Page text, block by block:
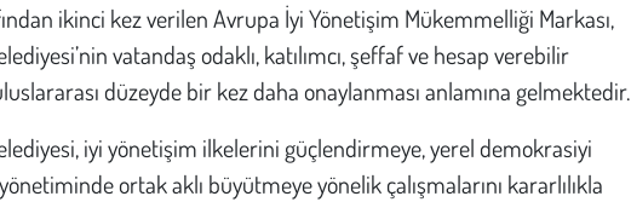
ikinci kez verilen Avrupa İyi Yönetişim Mükemmelliği Markası,
vatandaş odaklı, katılımcı, şeffaf ve hesap verebilir
düzeyde bir kez daha onaylanması anlamına gelmektedir.
iyi yönetişim ilkelerini güçlendirmeye, yerel demokrasiyi
ortak aklı büyütmeye yönelik çalışmalarını kararlılıkla